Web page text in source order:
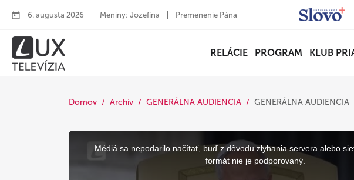
6. augusta 2026 Meniny: Jozefína Premenenie Pána
RELÁCIE PROGRAM KLUB
Domov Archív GENERÁLNA AUDIENCIA GENERÁLNA AUDIENCIA
This
Médiá sa nepodarilo načítať, buď z dôvodu zlyhania servera alebo
formát nie je podporovaný.